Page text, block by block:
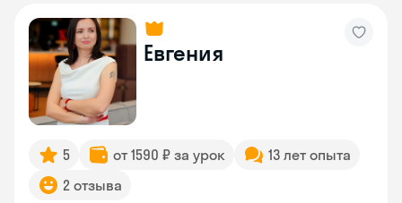
Евгения
5 от 1590 ₽ за урок
13 лет опыта
2 отзыва